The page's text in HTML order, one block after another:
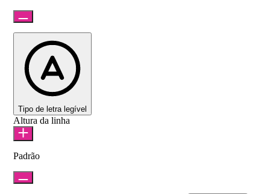
Tipo de letra legível
Altura da linha
Padrão